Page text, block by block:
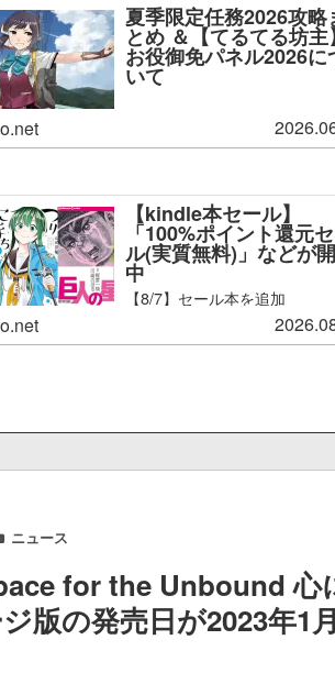
夏季限定任務2026攻略
とめ ＆【てるてる坊主
お役御免パネル2026に
いて
【kindle本セール】
「100%ポイント還元
ル(実質無料)」などが
中
【8/7】セール本を追加
ニュース
for the Unbound
版の発売日が2023年1